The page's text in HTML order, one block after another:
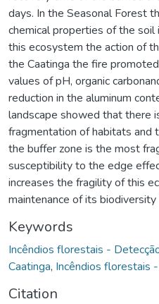
days. In the Seasonal Forest
chemical properties of the soil
this ecosystem the action of
the Caatinga the fire
values of pH, organic
reduction in the aluminum
landscape showed that there
fragmentation of habitats and
the buffer zone is the most
susceptibility to the edge
increases the fragility of this
maintenance of its biodiversity
Keywords
Incêndios florestais -
Caatinga, Incêndios florestais
Citation